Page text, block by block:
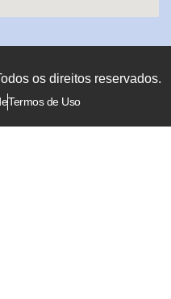
os direitos reservados.
Termos de Uso